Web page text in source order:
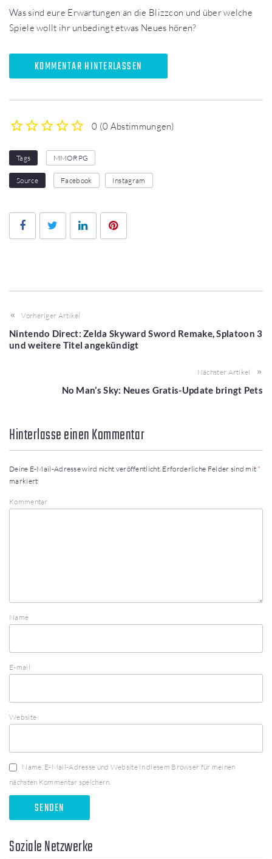
Was sind eure Erwartungen an die Blizzcon und über welche
Spiele wollt ihr unbedingt etwas Neues hören?
KOMMENTAR HINTERLASSEN
0 (0 Abstimmungen)
Tags MMORPG
Source Facebook Instagram
FacebookTwitter LinkedIn
Vorheriger Artikel
Nintendo Direct: Zelda Skyward Sword Remake, Splatoon 3
und weitere Titel angekündigt
Nächster Artikel
No Man’s Sky: Neues Gratis-Update bringt Pets
Hinterlasse einen Kommentar
Deine E-Mail-Adresse wird nicht veröffentlicht. Erforderliche Felder sind mit *
markiert
Kommentar
Name
E-mail
Website
Name, E-Mail-Adresse und Website in diesem Browser für meinen
nächsten Kommentar speichern.
Soziale Netzwerke